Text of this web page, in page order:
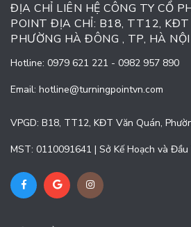
ĐỊA CHỈ LIÊN HỆ CÔNG TY CỔ
POINT ĐỊA CHỈ: B18, TT12, KĐT
PHƯỜNG HÀ ĐÔNG , TP, HÀ NỘI
Hotline: 0979 621 221 - 0982 957 890
Email: hotline@turningpointvn.com
VPGD: B18, TT12, KĐT Văn Quán,
MST: 0110091641 | Sở Kế Hoạch và